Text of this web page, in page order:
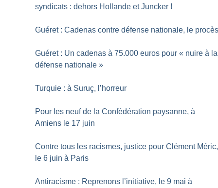
syndicats : dehors Hollande et Juncker !
Guéret : Cadenas contre défense nationale, le
Guéret : Un cadenas à 75.000 euros pour « nuire à la
défense nationale »
Turquie : à Suruç, l’horreur
Pour les neuf de la Confédération paysanne, à
Amiens le 17 juin
Contre tous les racismes, justice pour Clément Méric,
le 6 juin à Paris
Antiracisme : Reprenons l’initiative, le 9 mai à